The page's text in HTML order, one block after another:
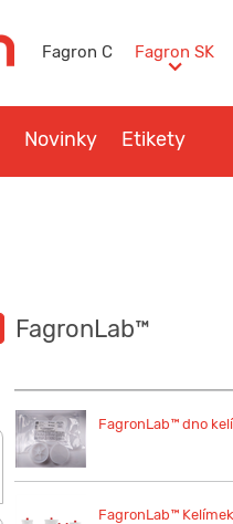
Fagron C Fagron SK
Novinky Etikety
FagronLab™
FagronLab™ dno
FagronLab™ Kelímek